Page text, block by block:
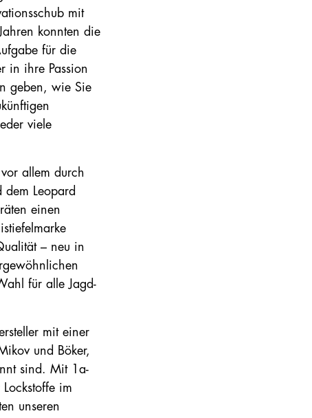
mit
konnten die
für die
in ihre Passion
geben, wie Sie
viele
allem durch
dem Leopard
einen
– neu in
für alle Jagd-
mit einer
und Böker,
sind. Mit 1a-
im
unseren